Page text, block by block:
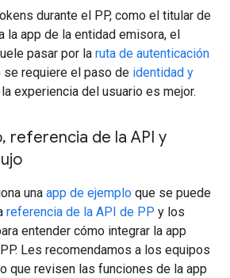
durante el PP, como el titular de
la app de la entidad emisora, el
pasar por la ruta de autenticación
se requiere el paso de identidad y
experiencia del usuario es mejor.
, referencia de la API y
una app de ejemplo que se puede
referencia de la API de PP y los
entender cómo integrar la app
Les recomendamos a los equipos
que revisen las funciones de la app